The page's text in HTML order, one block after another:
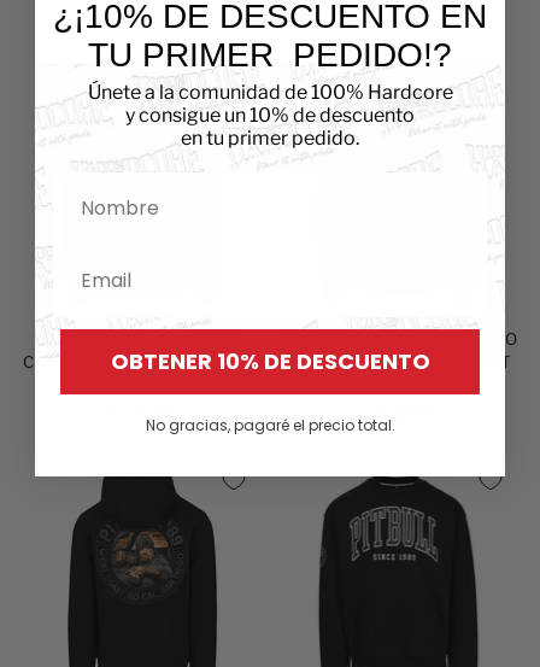
€64,99
HÉROE DE LA SUDADERA
CON CAPUCHA DE LA COSTA
€69,99
HÉROE DE CUELLO REDONDO
DE LA COSTA OESTE DE PIT
€64,99
¿¡10% DE DESCUENTO EN
TU PRIMER PEDIDO!?
Únete a la comunidad de 100% Hardcore
y consigue un 10% de descuento
en tu primer pedido.
OBTENER 10% DE DESCUENTO
No gracias, pagaré el precio total.